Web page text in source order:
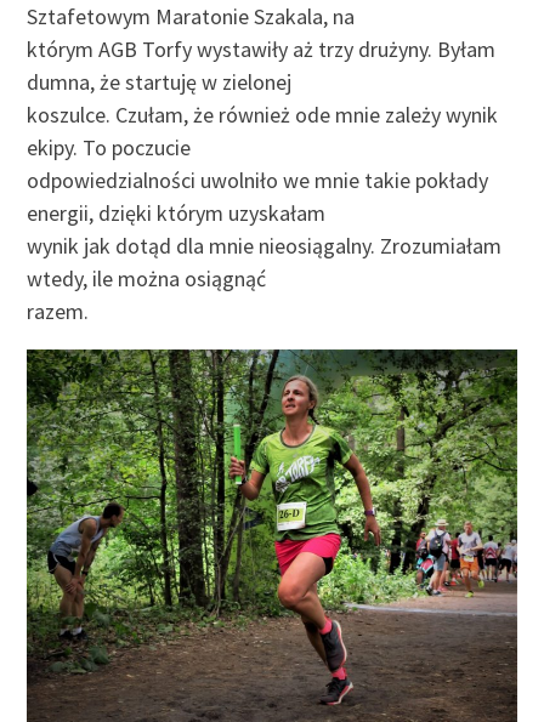
Sztafetowym Maratonie Szakala, na
którym AGB Torfy wystawiły aż trzy drużyny. Byłam
dumna, że startuję w zielonej
koszulce. Czułam, że również ode mnie zależy wynik
ekipy. To poczucie
odpowiedzialności uwolniło we mnie takie pokłady
energii, dzięki którym uzyskałam
wynik jak dotąd dla mnie nieosiągalny. Zrozumiałam
wtedy, ile można osiągnąć
razem.